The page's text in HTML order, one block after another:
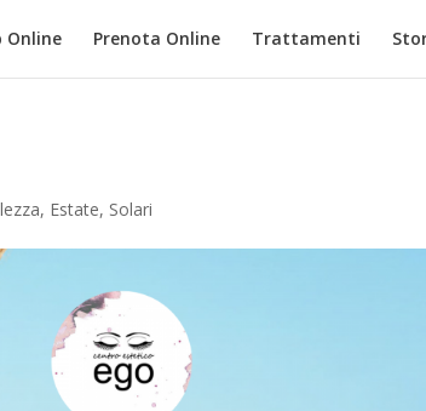
Online Prenota Online Trattamenti
, Estate, Solari